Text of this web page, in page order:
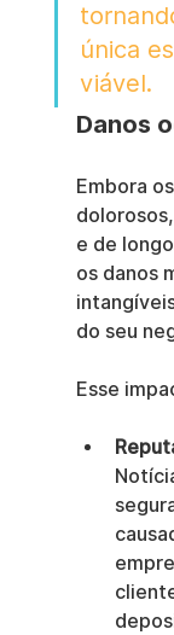
única
viável.
Danos
Embora
e de
os danos
do seu
Esse